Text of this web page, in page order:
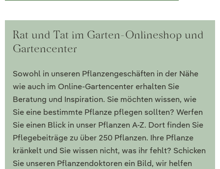
Rat und Tat im Garten-Onlineshop und
Gartencenter
Sowohl in unseren Pflanzengeschäften in der Nähe
wie auch im Online-Gartencenter erhalten Sie
Beratung und Inspiration. Sie möchten wissen, wie
Sie eine bestimmte Pflanze pflegen sollten? Werfen
Sie einen Blick in unser Pflanzen A-Z. Dort finden Sie
Pflegebeiträge zu über 250 Pflanzen. Ihre Pflanze
kränkelt und Sie wissen nicht, was ihr fehlt? Schicken
Sie unseren Pflanzendoktoren ein Bild, wir helfen